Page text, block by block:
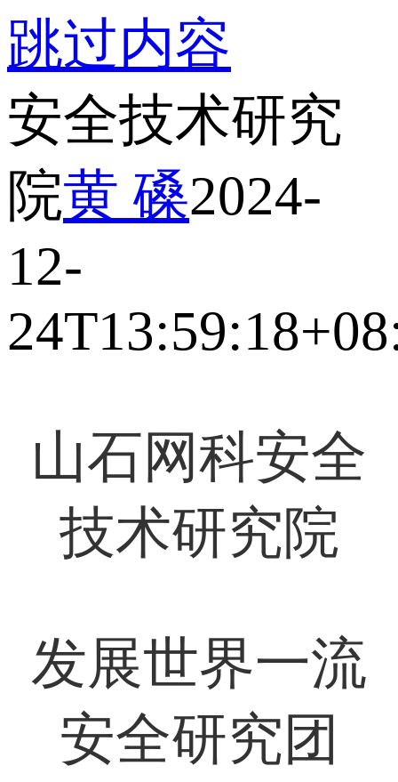
跳过内容
安全技术研究
院黄 磉2024-
12-
山石网科安全
技术研究院
发展世界一流
安全研究团